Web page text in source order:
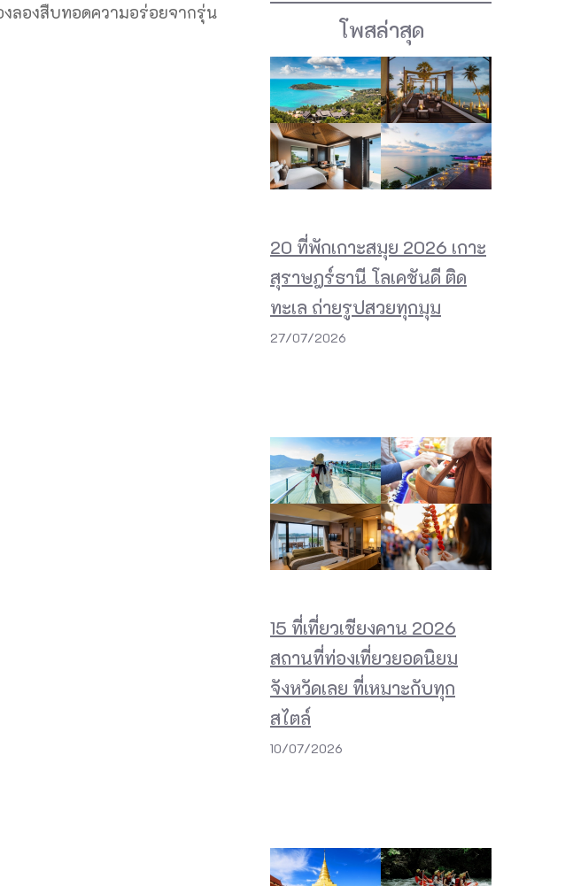
งลองสืบทอดความอร่อยจากรุ่น
โพสล่าสุด
20 ที่พักเกาะสมุย 2026 เกาะ
สุราษฎร์ธานี โลเคชันดี ติด
ทะเล ถ่ายรูปสวยทุกมุม
27/07/2026
15 ที่เที่ยวเชียงคาน 2026
สถานที่ท่องเที่ยวยอดนิยม
จังหวัดเลย ที่เหมาะกับทุก
สไตล์
10/07/2026